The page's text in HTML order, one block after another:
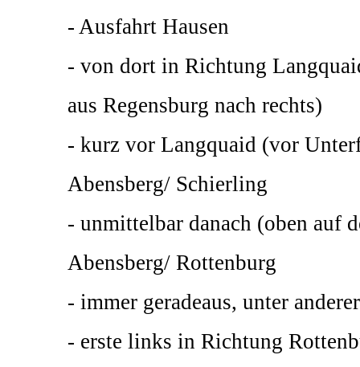
- Ausfahrt Hausen
- von dort in Richtung
aus Regensburg nach rechts)
- kurz vor Langquaid (vor
Abensberg/ Schierling
- unmittelbar danach (oben auf
Abensberg/ Rottenburg
- immer geradeaus, unter
- erste links in Richtung